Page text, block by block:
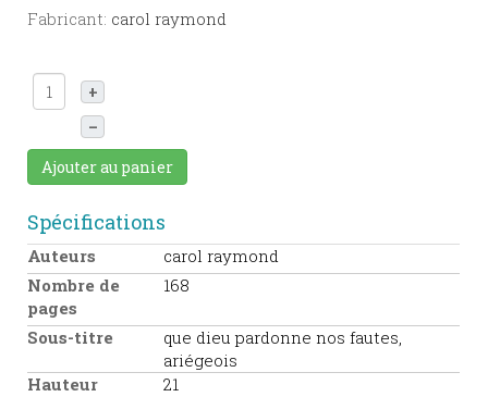
Fabricant: carol raymond
+
–
Ajouter au panier
Spécifications
Auteurs
carol raymond
Nombre de
pages
168
Sous-titre
que dieu pardonne nos fautes,
ariégeois
Hauteur
21